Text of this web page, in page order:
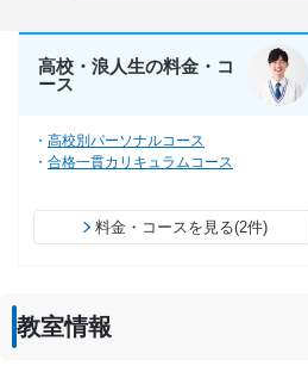
高校・浪人生の料金・コ
ース
高校別パーソナルコース
合格一貫カリキュラムコース
料金・コースを見る(2件)
教室情報